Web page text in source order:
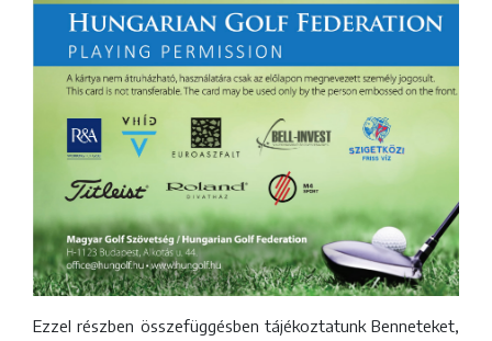
Ezzel részben összefüggésben tájékoztatunk Benneteket,